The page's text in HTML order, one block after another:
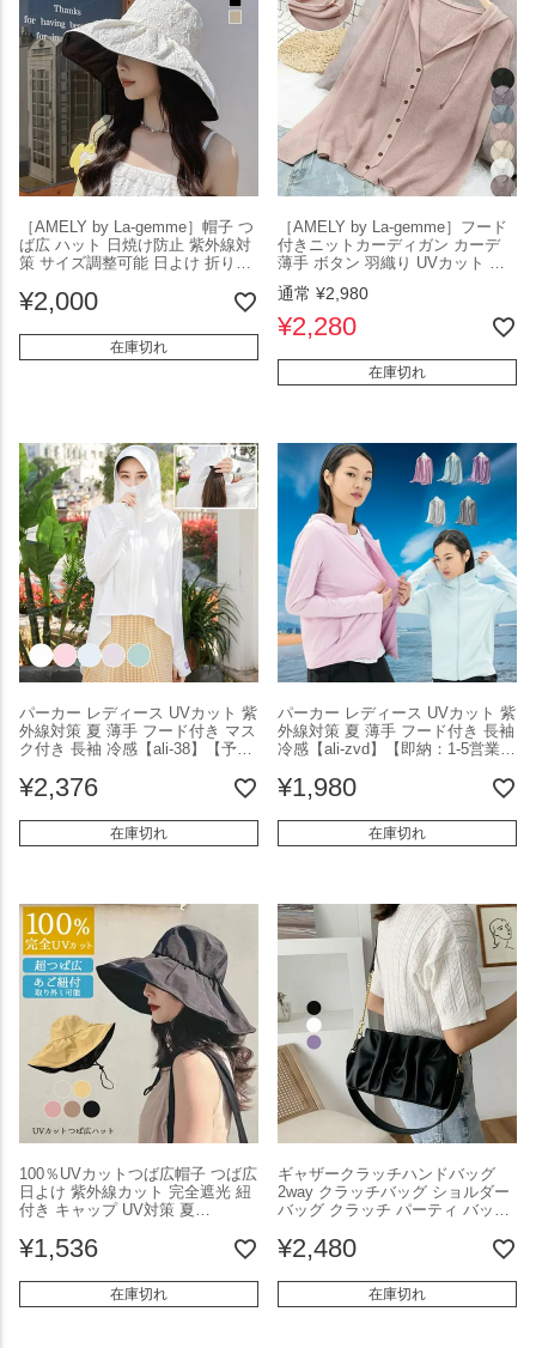
［AMELY by La-gemme］帽子 つ
ば広 ハット 日焼け防止 紫外線対
策 サイズ調整可能 日よけ 折り畳
顔効果 シンプル アウトドア 旅行
春夏 レディース 韓国ファッショ
ン【azk206-035】【予約販売：
15-20日 】【送料無料】メ込2
¥2,000
在庫切れ
［AMELY by La-gemme］フード
付きニットカーディガン カーデ
薄手 ボタン 羽織り UVカット 紫
外線対策 エアコン対策 無地 長袖
春夏 カジュアル トップス
【atp205-033】【即納：1-5営業
日】【送料無料】メ込2
通常 ¥2,980
¥2,280
在庫切れ
パーカー レディース UVカット 紫
外線対策 夏 薄手 フード付き マス
ク付き 長袖 冷感【ali-38】【予約
込2
¥2,376
在庫切れ
パーカー レディース UVカット 紫
外線対策 夏 薄手 フード付き 長袖
冷感【ali-zvd】【即納：1-5営業
¥1,980
在庫切れ
100％UVカットつば広帽子 つば広
日よけ 紫外線カット 完全遮光 紐
付き キャップ UV対策 夏
帽子 レディース 【ali-155】【即
納：1-5営業日】【送料無料】メ込
2
¥1,536
在庫切れ
ギャザークラッチハンドバッグ
2way クラッチバッグ ショルダー
バッグ クラッチ パーティ バッグ
15-20日】【送料無料】宅込
¥2,480
在庫切れ